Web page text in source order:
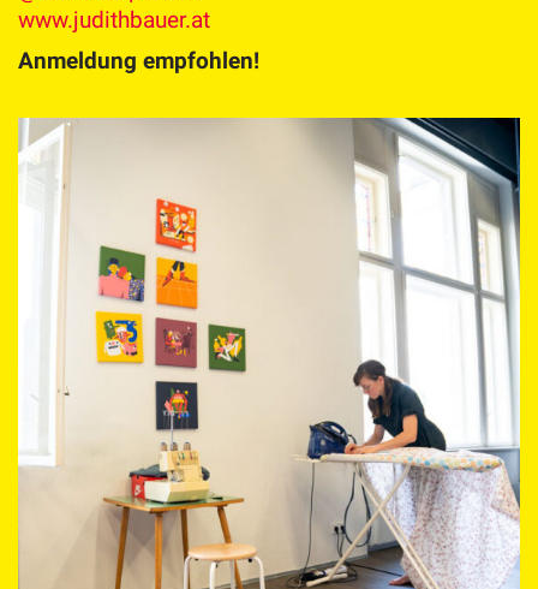
www.judithbauer.at
Anmeldung empfohlen!